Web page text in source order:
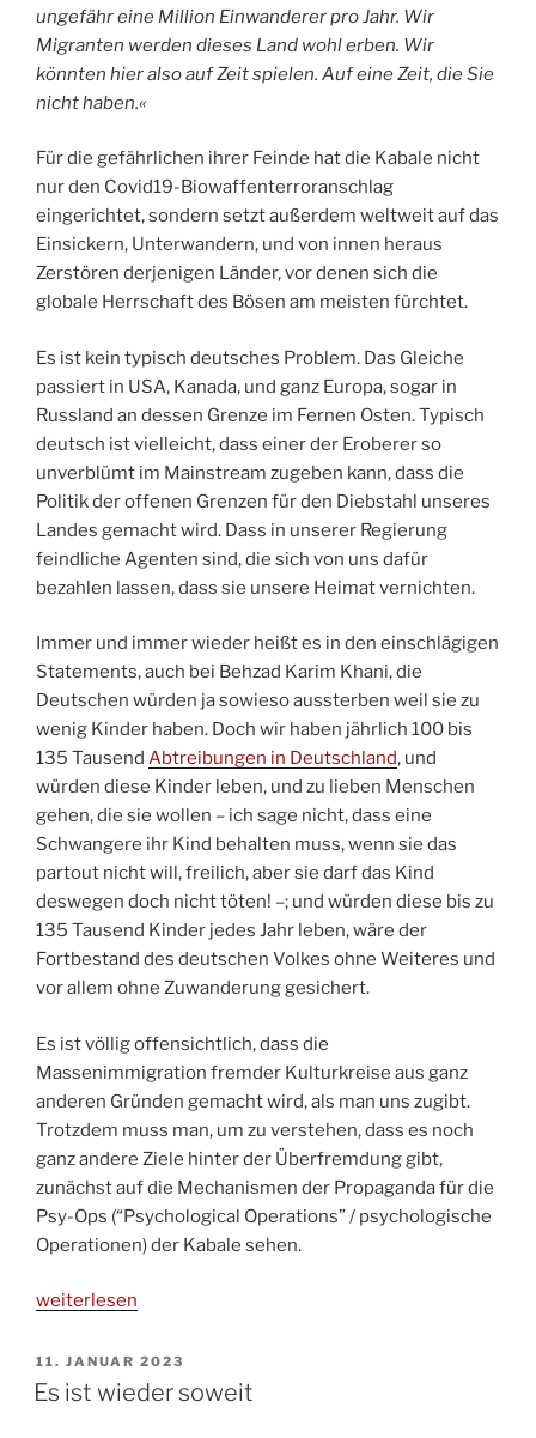
ungefähr eine Million Einwanderer pro Jahr. Wir
Migranten werden dieses Land wohl erben. Wir
könnten hier also auf Zeit spielen. Auf eine Zeit, die Sie
nicht haben.«
Für die gefährlichen ihrer Feinde hat die Kabale nicht
nur den Covid19-Biowaffenterroranschlag
eingerichtet, sondern setzt außerdem weltweit auf das
Einsickern, Unterwandern, und von innen heraus
Zerstören derjenigen Länder, vor denen sich die
globale Herrschaft des Bösen am meisten fürchtet.
Es ist kein typisch deutsches Problem. Das Gleiche
passiert in USA, Kanada, und ganz Europa, sogar in
Russland an dessen Grenze im Fernen Osten. Typisch
deutsch ist vielleicht, dass einer der Eroberer so
unverblümt im Mainstream zugeben kann, dass die
Politik der offenen Grenzen für den Diebstahl unseres
Landes gemacht wird. Dass in unserer Regierung
feindliche Agenten sind, die sich von uns dafür
bezahlen lassen, dass sie unsere Heimat vernichten.
Immer und immer wieder heißt es in den einschlägigen
Statements, auch bei Behzad Karim Khani, die
Deutschen würden ja sowieso aussterben weil sie zu
wenig Kinder haben. Doch wir haben jährlich 100 bis
135 Tausend Abtreibungen in Deutschland, und
würden diese Kinder leben, und zu lieben Menschen
gehen, die sie wollen – ich sage nicht, dass eine
Schwangere ihr Kind behalten muss, wenn sie das
partout nicht will, freilich, aber sie darf das Kind
deswegen doch nicht töten! –; und würden diese bis zu
135 Tausend Kinder jedes Jahr leben, wäre der
Fortbestand des deutschen Volkes ohne Weiteres und
vor allem ohne Zuwanderung gesichert.
Es ist völlig offensichtlich, dass die
Massenimmigration fremder Kulturkreise aus ganz
anderen Gründen gemacht wird, als man uns zugibt.
Trotzdem muss man, um zu verstehen, dass es noch
ganz andere Ziele hinter der Überfremdung gibt,
zunächst auf die Mechanismen der Propaganda für die
Psy-Ops (“Psychological Operations” / psychologische
Operationen) der Kabale sehen.
„Unser
Ass
im
weiterlesen
VERÖFFENTLICHT
AM
11. JANUAR 2023
Es ist wieder soweit